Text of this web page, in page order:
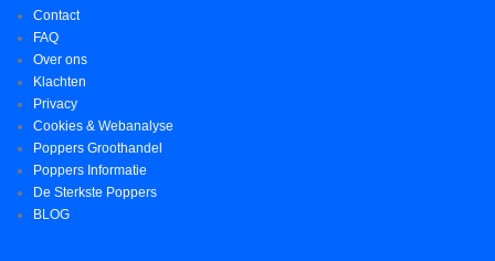
Contact
FAQ
Over ons
Klachten
Privacy
Cookies & Webanalyse
Poppers Groothandel
Poppers Informatie
De Sterkste Poppers
BLOG